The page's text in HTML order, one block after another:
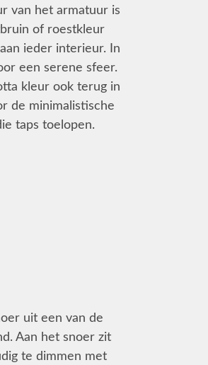
van het armatuur is
of roestkleur
ieder interieur. In
een serene sfeer.
kleur ook terug in
de minimalistische
taps toelopen.
uit een van de
Aan het snoer zit
te dimmen met